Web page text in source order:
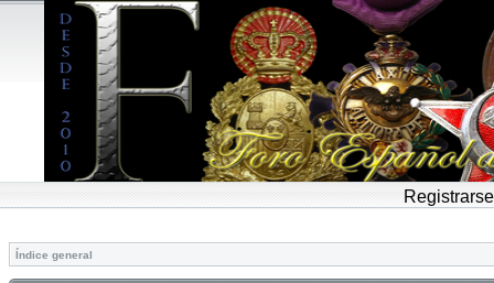
Registrarse
Índice general